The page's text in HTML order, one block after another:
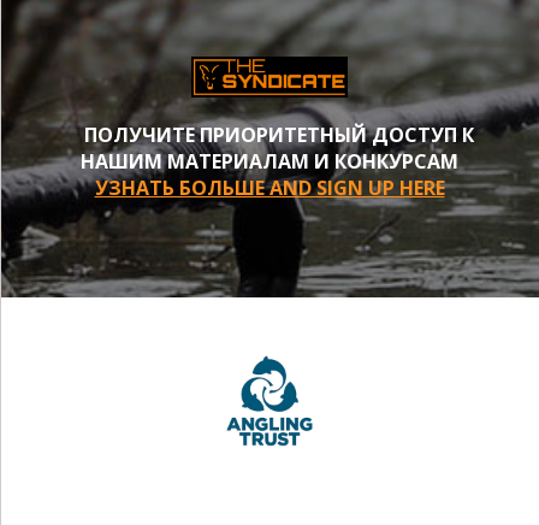
ПОЛУЧИТЕ ПРИОРИТЕТНЫЙ ДОСТУП К
НАШИМ МАТЕРИАЛАМ И КОНКУРСАМ
УЗНАТЬ БОЛЬШЕ AND SIGN UP HERE